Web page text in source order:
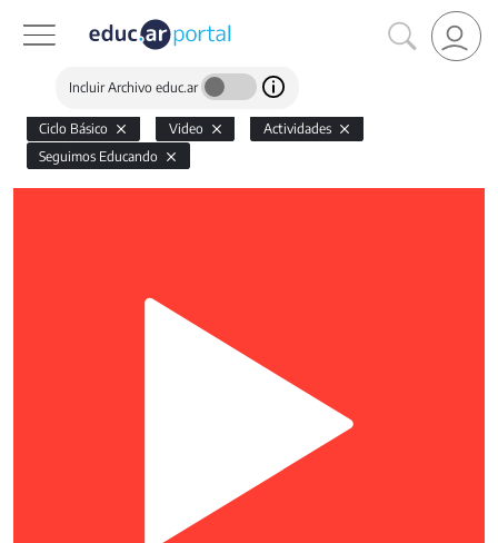
Incluir Archivo educ.ar
Ciclo Básico Video
Actividades
Seguimos Educando